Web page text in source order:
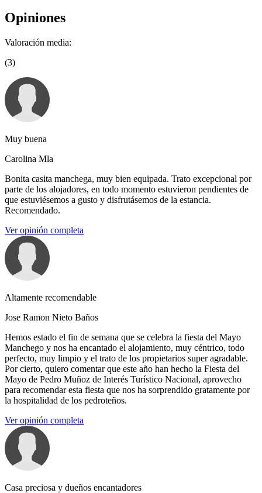
Opiniones
Valoración media:
(3)
Muy buena
Carolina Mla
Bonita casita manchega, muy bien equipada. Trato excepcional por
parte de los alojadores, en todo momento estuvieron pendientes de
que estuviésemos a gusto y disfrutásemos de la estancia.
Recomendado.
Ver opinión completa
Altamente recomendable
Jose Ramon Nieto Baños
Hemos estado el fin de semana que se celebra la fiesta del Mayo
Manchego y nos ha encantado el alojamiento, muy céntrico, todo
perfecto, muy limpio y el trato de los propietarios super agradable.
Por cierto, quiero comentar que este año han hecho la Fiesta del
Mayo de Pedro Muñoz de Interés Turístico Nacional, aprovecho
para recomendar esta fiesta que nos ha sorprendido gratamente por
la hospitalidad de los pedroteños.
Ver opinión completa
Casa preciosa y dueños encantadores